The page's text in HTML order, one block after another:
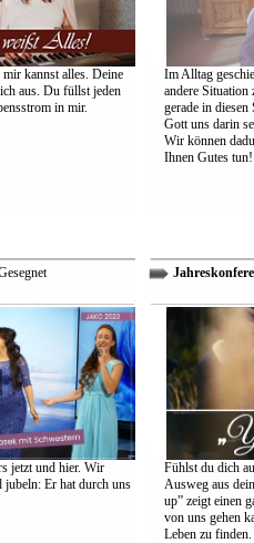
kannst alles. Deine
aus. Du füllst jeden
in mir.
Im Alltag
andere
gerade in
Gott uns darin
Wir können
Ihnen Gutes tun!
jetzt und hier. Wir
jubeln: Er hat durch uns
Fühlst du dich
Ausweg aus
up” zeigt einen
von uns gehen
Leben zu finden.